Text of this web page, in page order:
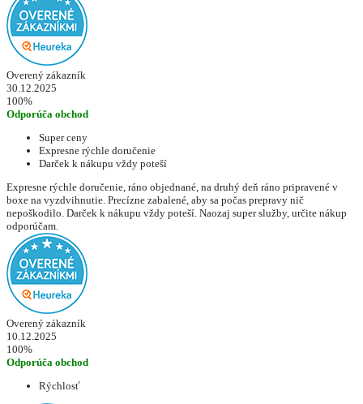
Overený zákazník
30.12.2025
100%
Odporúča obchod
Super ceny
Expresne rýchle doručenie
Darček k nákupu vždy poteší
Expresne rýchle doručenie, ráno objednané, na druhý deň ráno pripravené v
boxe na vyzdvihnutie. Precízne zabalené, aby sa počas prepravy nič
nepoškodilo. Darček k nákupu vždy poteší. Naozaj super služby, určite nákup
odporúčam.
Overený zákazník
10.12.2025
100%
Odporúča obchod
Rýchlosť